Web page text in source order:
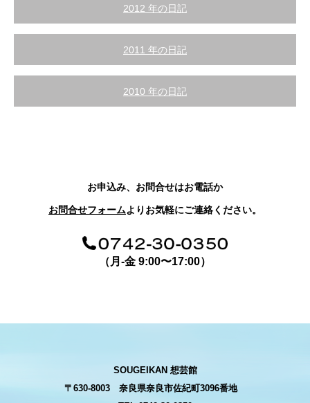
2012 年の日記
2011 年の日記
2010 年の日記
お申込み、お問合せはお電話か
お問合せフォームよりお気軽にご連絡ください。
（月-金 9:00〜17:00）
SOUGEIKAN 想芸館
〒630-8003 奈良県奈良市佐紀町3096番地